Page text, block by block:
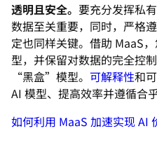
透明且安全。 要充分发挥私
数据至关重要，同时，严格
定也同样关键。借助 MaaS
型，并保留对数据的完全控
“黑盒”模型。 可解释性和
AI 模型、提高效率并遵循合
如何利用 MaaS 加速实现 AI